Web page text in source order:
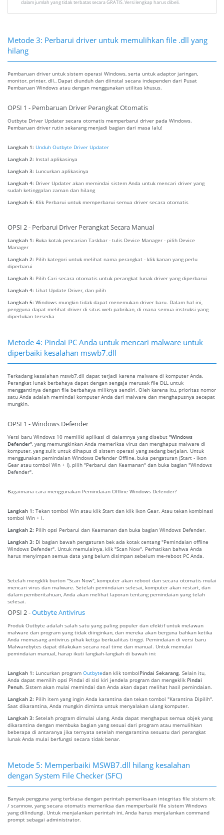
dalam jumlah yang tidak terbatas secara GRATIS. Versi lengkap harus dibeli.
Metode 3: Perbarui driver untuk memulihkan file .dll yang
hilang
Pembaruan driver untuk sistem operasi Windows, serta untuk adaptor jaringan,
monitor, printer, dll., Dapat diunduh dan diinstal secara independen dari Pusat
Pembaruan Windows atau dengan menggunakan utilitas khusus.
OPSI 1 - Pembaruan Driver Perangkat Otomatis
Outbyte Driver Updater secara otomatis memperbarui driver pada Windows.
Pembaruan driver rutin sekarang menjadi bagian dari masa lalu!
Langkah 1: Unduh Outbyte Driver Updater
Langkah 2: Instal aplikasinya
Langkah 3: Luncurkan aplikasinya
Langkah 4: Driver Updater akan memindai sistem Anda untuk mencari driver yang
sudah ketinggalan zaman dan hilang
Langkah 5: Klik Perbarui untuk memperbarui semua driver secara otomatis
OPSI 2 - Perbarui Driver Perangkat Secara Manual
Langkah 1: Buka kotak pencarian Taskbar - tulis Device Manager - pilih Device
Manager
Langkah 2: Pilih kategori untuk melihat nama perangkat - klik kanan yang perlu
diperbarui
Langkah 3: Pilih Cari secara otomatis untuk perangkat lunak driver yang diperbarui
Langkah 4: Lihat Update Driver, dan pilih
Langkah 5: Windows mungkin tidak dapat menemukan driver baru. Dalam hal ini,
pengguna dapat melihat driver di situs web pabrikan, di mana semua instruksi yang
diperlukan tersedia
Metode 4: Pindai PC Anda untuk mencari malware untuk
diperbaiki kesalahan mswb7.dll
Terkadang kesalahan mswb7.dll dapat terjadi karena malware di komputer Anda.
Perangkat lunak berbahaya dapat dengan sengaja merusak file DLL untuk
menggantinya dengan file berbahaya miliknya sendiri. Oleh karena itu, prioritas nomor
satu Anda adalah memindai komputer Anda dari malware dan menghapusnya secepat
mungkin.
OPSI 1 - Windows Defender
Versi baru Windows 10 memiliki aplikasi di dalamnya yang disebut "Windows
Defender" , yang memungkinkan Anda memeriksa virus dan menghapus malware di
komputer, yang sulit untuk dihapus di sistem operasi yang sedang berjalan. Untuk
menggunakan pemindaian Windows Defender Offline, buka pengaturan (Start - ikon
Gear atau tombol Win + I), pilih "Perbarui dan Keamanan" dan buka bagian "Windows
Defender".
Bagaimana cara menggunakan Pemindaian Offline Windows Defender?
Langkah 1: Tekan tombol Win atau klik Start dan klik ikon Gear. Atau tekan kombinasi
tombol Win + I.
Langkah 2: Pilih opsi Perbarui dan Keamanan dan buka bagian Windows Defender.
Langkah 3: Di bagian bawah pengaturan bek ada kotak centang "Pemindaian offline
Windows Defender". Untuk memulainya, klik "Scan Now". Perhatikan bahwa Anda
harus menyimpan semua data yang belum disimpan sebelum me-reboot PC Anda.
Setelah mengklik burton "Scan Now", komputer akan reboot dan secara otomatis mulai
mencari virus dan malware. Setelah pemindaian selesai, komputer akan restart, dan
dalam pemberitahuan, Anda akan melihat laporan tentang pemindaian yang telah
selesai.
OPSI 2 -Outbyte Antivirus
Produk Outbyte adalah salah satu yang paling populer dan efektif untuk melawan
malware dan program yang tidak diinginkan, dan mereka akan berguna bahkan ketika
Anda memasang antivirus pihak ketiga berkualitas tinggi. Pemindaian di versi baru
Malwarebytes dapat dilakukan secara real time dan manual. Untuk memulai
pemindaian manual, harap ikuti langkah-langkah di bawah ini:
Langkah 1: Luncurkan program Outbytedan klik tombolPindai Sekarang. Selain itu,
Anda dapat memilih opsi Pindai di sisi kiri jendela program dan mengeklik Pindai
Penuh. Sistem akan mulai memindai dan Anda akan dapat melihat hasil pemindaian.
Langkah 2: Pilih item yang ingin Anda karantina dan tekan tombol "Karantina Dipilih".
Saat dikarantina, Anda mungkin diminta untuk menyalakan ulang komputer.
Langkah 3: Setelah program dimulai ulang, Anda dapat menghapus semua objek yang
dikarantina dengan membuka bagian yang sesuai dari program atau memulihkan
beberapa di antaranya jika ternyata setelah mengarantina sesuatu dari perangkat
lunak Anda mulai berfungsi secara tidak benar.
Metode 5: Memperbaiki MSWB7.dll hilang kesalahan
dengan System File Checker (SFC)
Banyak pengguna yang terbiasa dengan perintah pemeriksaan integritas file sistem sfc
/ scannow, yang secara otomatis memeriksa dan memperbaiki file sistem Windows
yang dilindungi. Untuk menjalankan perintah ini, Anda harus menjalankan command
prompt sebagai administrator.